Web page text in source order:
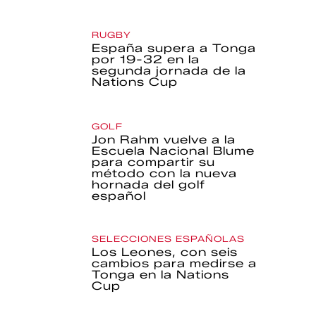
RUGBY
España supera a Tonga
por 19-32 en la
segunda jornada de la
Nations Cup
GOLF
Jon Rahm vuelve a la
Escuela Nacional Blume
para compartir su
método con la nueva
hornada del golf
español
SELECCIONES ESPAÑOLAS
Los Leones, con seis
cambios para medirse a
Tonga en la Nations
Cup